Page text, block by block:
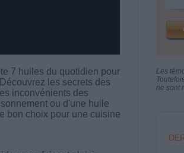
7 huiles du quotidien pour
les secrets des
inconvénients des
ou d'une huile
bon choix pour une cuisine
Les
ne sont